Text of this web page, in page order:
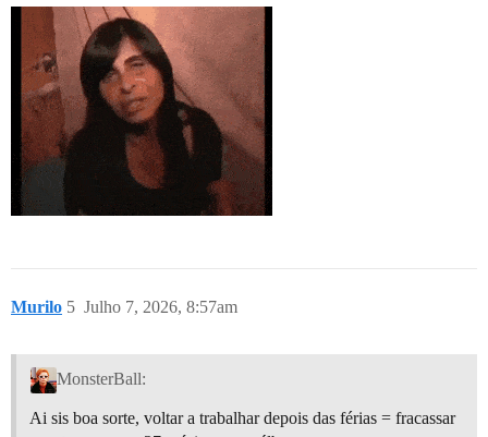
Murilo Julho 7, 2026, 8:57am
5
MonsterBall:
Ai sis boa sorte, voltar a trabalhar depois das férias = fracassar